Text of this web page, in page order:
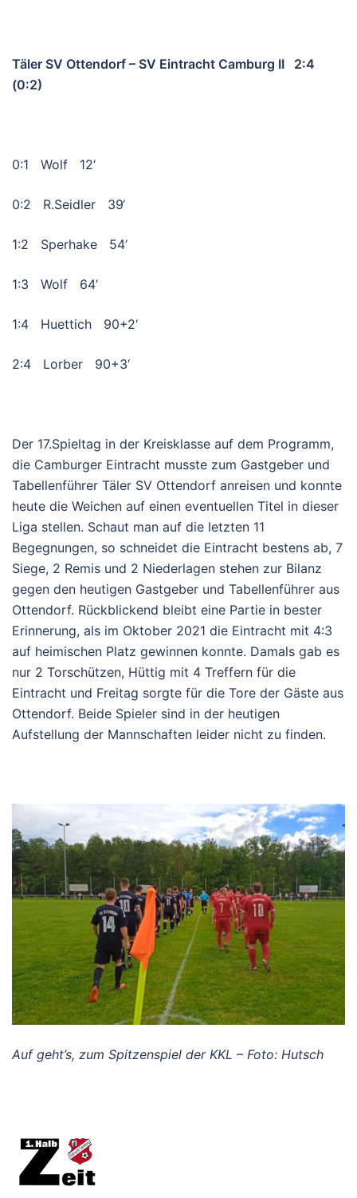
Täler SV Ottendorf – SV Eintracht Camburg II 2:4
(0:2)
0:1 Wolf 12‘
0:2 R.Seidler 39‘
1:2 Sperhake 54‘
1:3 Wolf 64‘
1:4 Huettich 90+2‘
2:4 Lorber 90+3‘
Der 17.Spieltag in der Kreisklasse auf dem Programm,
die Camburger Eintracht musste zum Gastgeber und
Tabellenführer Täler SV Ottendorf anreisen und konnte
heute die Weichen auf einen eventuellen Titel in dieser
Liga stellen. Schaut man auf die letzten 11
Begegnungen, so schneidet die Eintracht bestens ab, 7
Siege, 2 Remis und 2 Niederlagen stehen zur Bilanz
gegen den heutigen Gastgeber und Tabellenführer aus
Ottendorf. Rückblickend bleibt eine Partie in bester
Erinnerung, als im Oktober 2021 die Eintracht mit 4:3
auf heimischen Platz gewinnen konnte. Damals gab es
nur 2 Torschützen, Hüttig mit 4 Treffern für die
Eintracht und Freitag sorgte für die Tore der Gäste aus
Ottendorf. Beide Spieler sind in der heutigen
Aufstellung der Mannschaften leider nicht zu finden.
Auf geht’s, zum Spitzenspiel der KKL – Foto: Hutsch